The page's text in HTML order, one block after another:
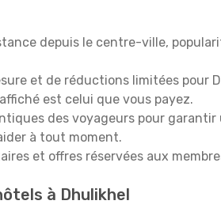
depuis le centre-ville,
et de réductions limitées pour
est celui que vous payez.
des voyageurs pour
à tout moment.
et offres réservées aux
à Dhulikhel